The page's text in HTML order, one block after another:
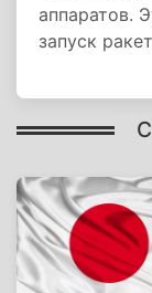
аппаратов.
запуск